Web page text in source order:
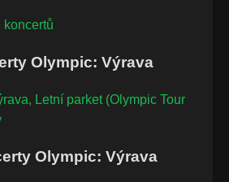
Olympic: Výrava
Letní parket (Olympic Tour
Olympic: Výrava